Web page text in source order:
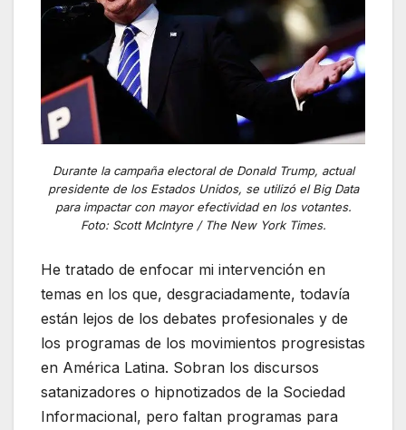
Durante la campaña electoral de Donald Trump, actual
presidente de los Estados Unidos, se utilizó el Big Data
para impactar con mayor efectividad en los votantes.
Foto: Scott McIntyre / The New York Times.
He tratado de enfocar mi intervención en
temas en los que, desgraciadamente, todavía
están lejos de los debates profesionales y de
los programas de los movimientos progresistas
en América Latina. Sobran los discursos
satanizadores o hipnotizados de la Sociedad
Informacional, pero faltan programas para